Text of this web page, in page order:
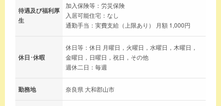
待遇及び福利厚
生
加入保険等：労災保険
入居可能住宅：なし
通勤手当：実費支給（上限あり） 月額 1,000円
休日･休暇
休日等：休日 月曜日，火曜日，水曜日，木曜日，
金曜日，日曜日，祝日，その他
週休二日：毎週
勤務地 奈良県 大和郡山市